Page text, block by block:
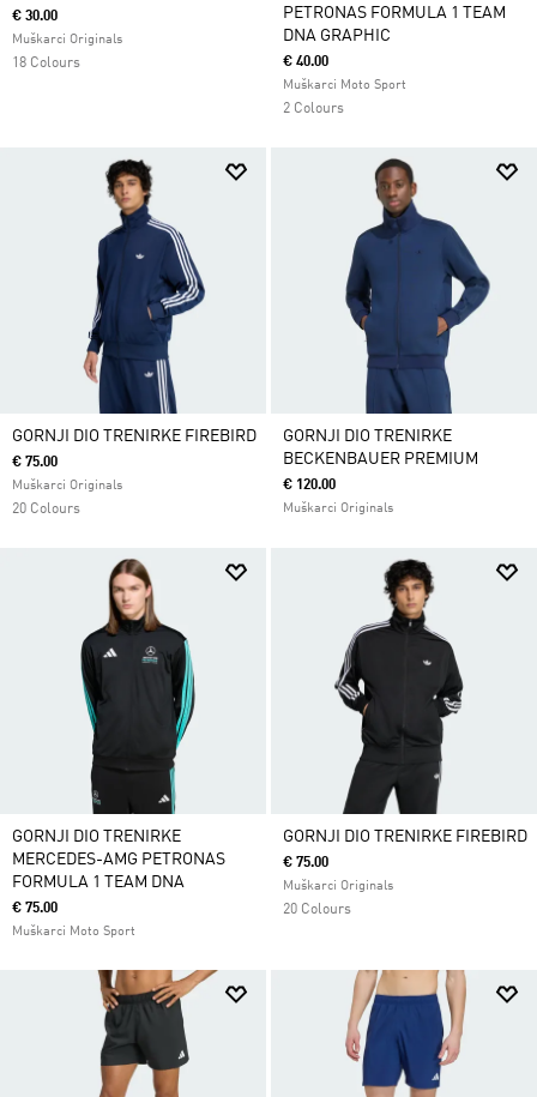
€ 30.00
Muškarci Originals
18 Colours
PETRONAS FORMULA 1 TEAM
DNA GRAPHIC
€ 40.00
Muškarci Moto Sport
2 Colours
GORNJI DIO TRENIRKE FIREBIRD
€ 75.00
Muškarci Originals
20 Colours
GORNJI DIO TRENIRKE
BECKENBAUER PREMIUM
€ 120.00
Muškarci Originals
GORNJI DIO TRENIRKE
MERCEDES-AMG PETRONAS
FORMULA 1 TEAM DNA
€ 75.00
Muškarci Moto Sport
GORNJI DIO TRENIRKE FIREBIRD
€ 75.00
Muškarci Originals
20 Colours